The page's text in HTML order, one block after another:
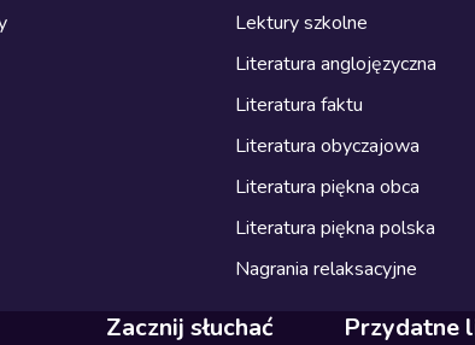
Lektury szkolne
Literatura anglojęzyczna
Literatura faktu
Literatura obyczajowa
Literatura piękna obca
Literatura piękna polska
Nagrania relaksacyjne
Zacznij słuchać Przydatne